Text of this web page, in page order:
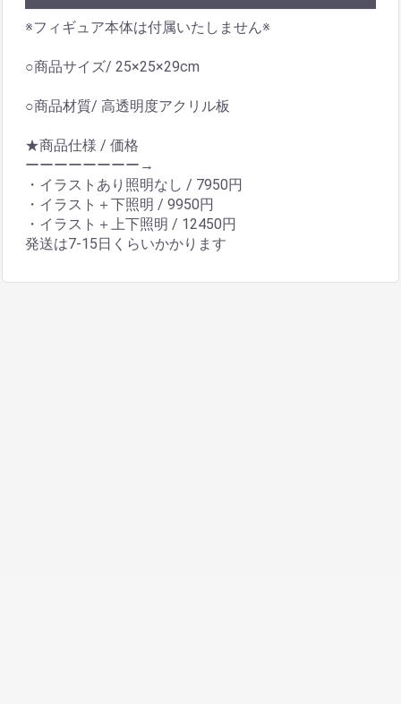
※フィギュア本体は付属いたしません※
○商品サイズ/ 25×25×29cm
○商品材質/ 高透明度アクリル板
★商品仕様 / 価格
ーーーーーーーー→
・イラストあり照明なし / 7950円
・イラスト＋下照明 / 9950円
・イラスト＋上下照明 / 12450円
発送は7-15日くらいかかります